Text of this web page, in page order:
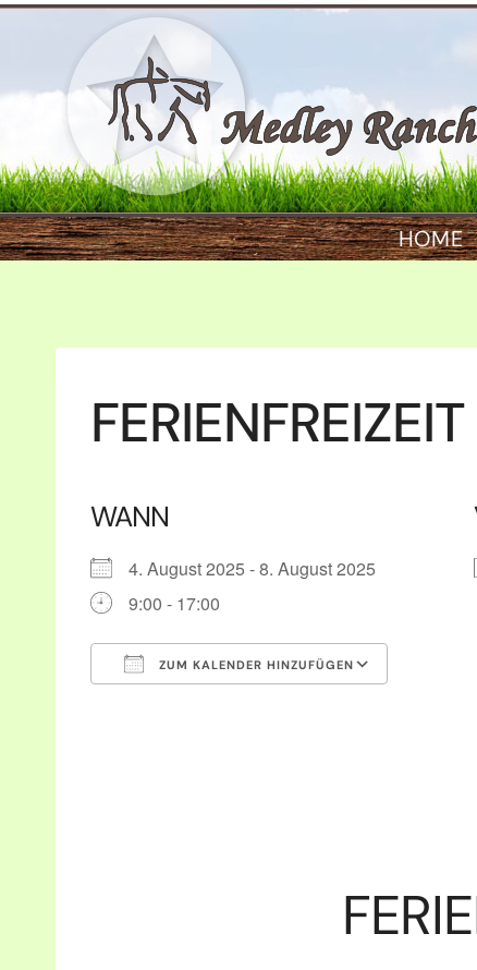
Zum
springen
HOME
WANN
4. August 2025 - 8. August 2025
9:00 - 17:00
ZUM KALENDER HINZUFÜGEN